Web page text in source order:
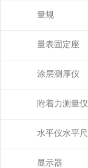
量规
量表固定座
涂层测厚仪
附着力测量仪
水平仪水平尺
显示器